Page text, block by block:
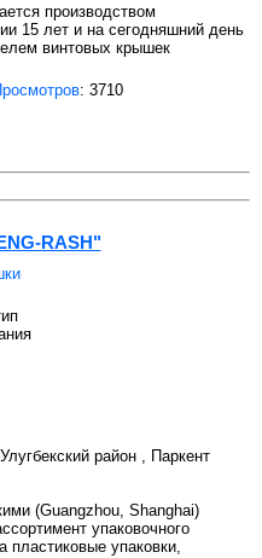
производством
15 лет и на сегодняшний день
винтовых крышек
: 3710
RASH"
район , Паркент
(Guangzhou, Shanghai)
упаковочного
упаковки,